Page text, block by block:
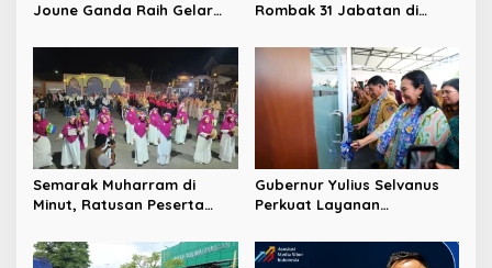
Joune Ganda Raih Gelar
Komitmen Tingkatkan
Kualitas Kepemimpinan
Rombak 31 Jabatan di
Watupongoh Pimpin
Diskominfosan
Semarak Muharram di
Minut, Ratusan Peserta
Pererat Silaturahmi Umat
Gubernur Yulius Selvanus
Perkuat Layanan
Unit Hemodialisis dan
Dorong RSUD Bitung Naik